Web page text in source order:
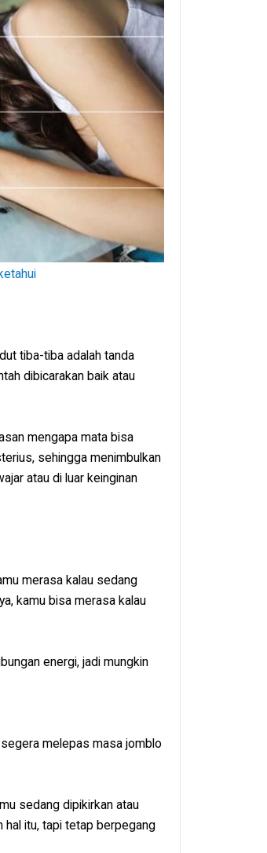
tiba-tiba adalah tanda
dibicarakan baik atau
mengapa mata bisa
sehingga menimbulkan
atau di luar keinginan
merasa kalau sedang
kamu bisa merasa kalau
energi, jadi mungkin
melepas masa jomblo
sedang dipikirkan atau
hal itu, tapi tetap berpegang